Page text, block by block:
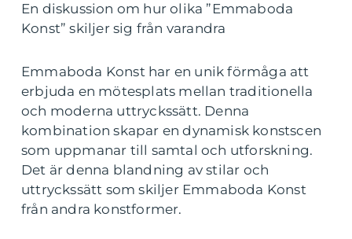
En diskussion om hur olika ”Emmaboda
Konst” skiljer sig från varandra
Emmaboda Konst har en unik förmåga att
erbjuda en mötesplats mellan traditionella
och moderna uttryckssätt. Denna
kombination skapar en dynamisk konstscen
som uppmanar till samtal och utforskning.
Det är denna blandning av stilar och
uttryckssätt som skiljer Emmaboda Konst
från andra konstformer.